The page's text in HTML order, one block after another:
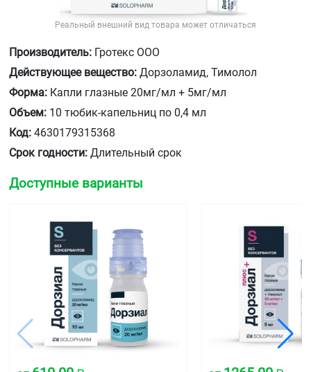
Реальный внешний вид товара может отличаться
Производитель: Гротекс ООО
Действующее вещество: Дорзоламид, Тимолол
Форма: Капли глазные 20мг/мл + 5мг/мл
Объем: 10 тюбик-капельниц по 0,4 мл
Код: 4630179315368
Срок годности: Длительный срок
Доступные варианты